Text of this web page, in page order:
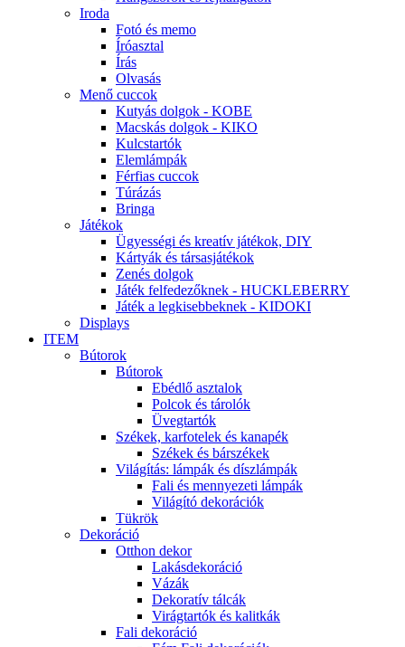
Iroda
Fotó és memo
Íróasztal
Írás
Olvasás
Menő cuccok
Kutyás dolgok - KOBE
Macskás dolgok - KIKO
Kulcstartók
Elemlámpák
Férfias cuccok
Túrázás
Bringa
Játékok
Ügyességi és kreatív játékok, DIY
Kártyák és társasjátékok
Zenés dolgok
Játék felfedezőknek - HUCKLEBERRY
Játék a legkisebbeknek - KIDOKI
Displays
ITEM
Bútorok
Bútorok
Ebédlő asztalok
Polcok és tárolók
Üvegtartók
Székek, karfotelek és kanapék
Székek és bárszékek
Világítás: lámpák és díszlámpák
Fali és mennyezeti lámpák
Világító dekorációk
Tükrök
Dekoráció
Otthon dekor
Lakásdekoráció
Vázák
Dekoratív tálcák
Virágtartók és kalitkák
Fali dekoráció